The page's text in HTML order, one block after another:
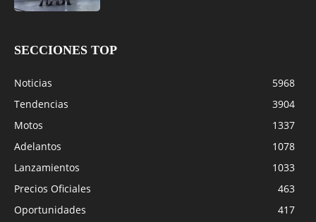
SECCIONES TOP
Noticias
5968
Tendencias
3904
Motos
1337
Adelantos
1078
Lanzamientos
1033
Precios Oficiales
463
Oportunidades
417